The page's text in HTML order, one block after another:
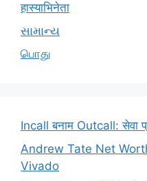
हास्याभिनेता
સામાન્ય
பொது
Incall बनाम Outcall: सेवा
Andrew Tate Net
Vivado